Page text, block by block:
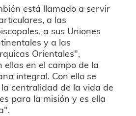
está llamado a servir
a las
a sus Uniones
y a las
Orientales",
ellas en el campo de la
integral. Con ello se
centralidad de la vida de
para la misión y es ella